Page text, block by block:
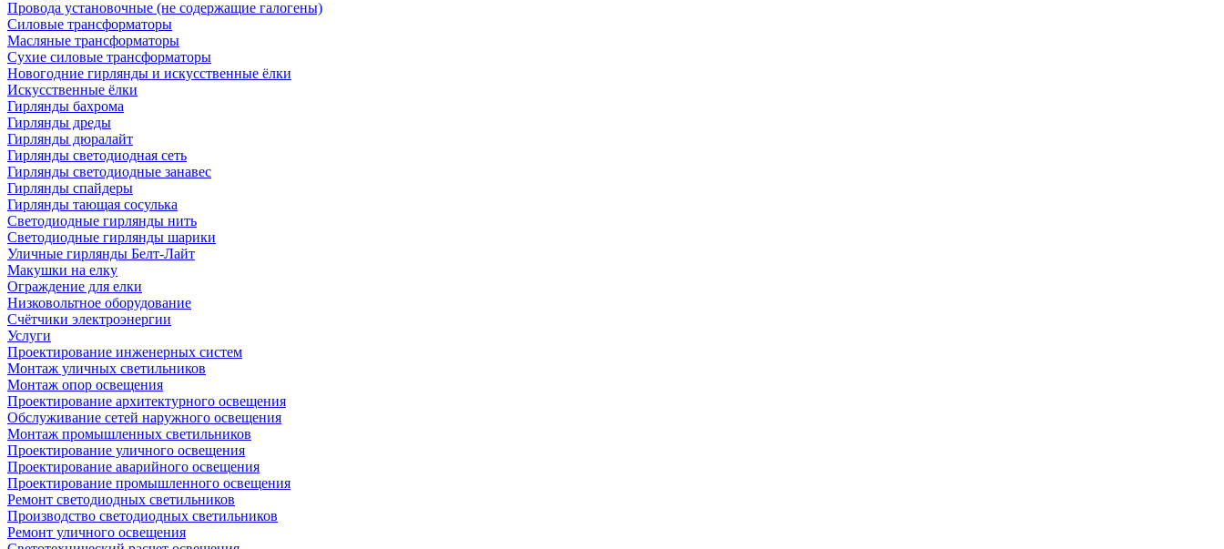
Провода установочные (не содержащие галогены)
Силовые трансформаторы
Масляные трансформаторы
Сухие силовые трансформаторы
Новогодние гирлянды и искусственные ёлки
Искусственные ёлки
Гирлянды бахрома
Гирлянды дреды
Гирлянды дюралайт
Гирлянды светодиодная сеть
Гирлянды светодиодные занавес
Гирлянды спайдеры
Гирлянды тающая сосулька
Светодиодные гирлянды нить
Светодиодные гирлянды шарики
Уличные гирлянды Белт-Лайт
Макушки на елку
Ограждение для елки
Низковольтное оборудование
Счётчики электроэнергии
Услуги
Проектирование инженерных систем
Монтаж уличных светильников
Монтаж опор освещения
Проектирование архитектурного освещения
Обслуживание сетей наружного освещения
Монтаж промышленных светильников
Проектирование уличного освещения
Проектирование аварийного освещения
Проектирование промышленного освещения
Ремонт светодиодных светильников
Производство светодиодных светильников
Ремонт уличного освещения